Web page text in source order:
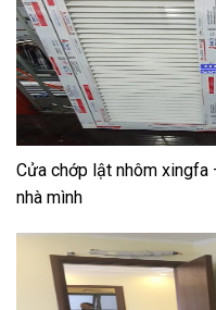
Cửa chớp lật nhôm xingfa
nhà mình